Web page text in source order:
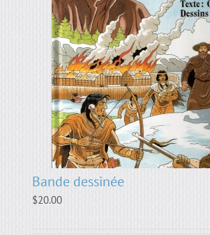
Bande dessinée
$20.00